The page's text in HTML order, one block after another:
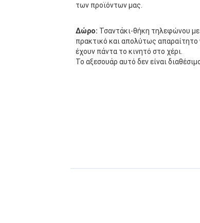
των προϊόντων μας.
Δώρο: Τσαντάκι-θήκη τηλεφώνου
πρακτικό και απολύτως απαραίτητο
έχουν πάντα το κινητό στο χέρι.
Το αξεσουάρ αυτό δεν είναι